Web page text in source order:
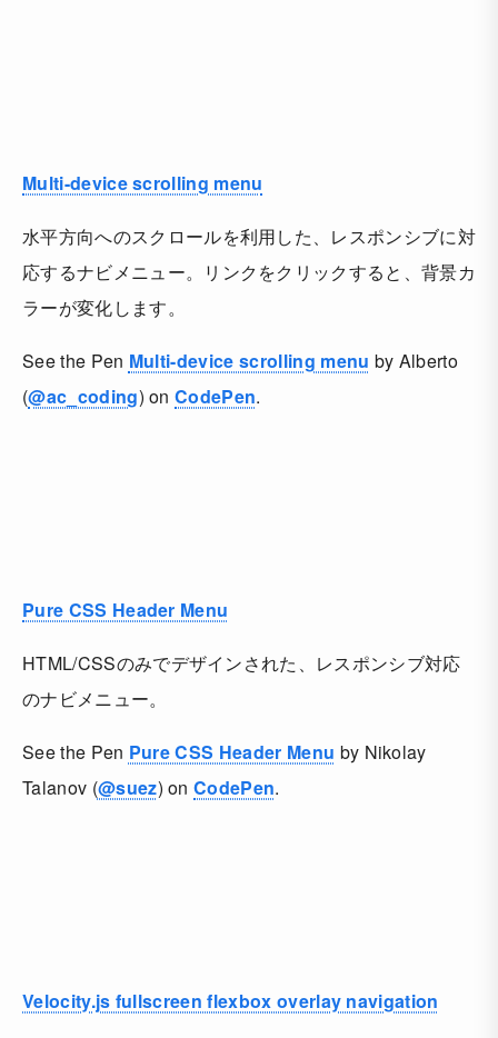
Multi-device scrolling menu
水平方向へのスクロールを利用した、レスポンシブに対
応するナビメニュー。リンクをクリックすると、背景カ
ラーが変化します。
See the Pen Multi-device scrolling menu by Alberto
(@ac_coding) onCodePen.
Pure CSS Header Menu
HTML/CSSのみでデザインされた、レスポンシブ対応
のナビメニュー。
See the Pen Pure CSS Header Menu by Nikolay
Talanov (@suez) onCodePen.
Velocity.js fullscreen flexbox overlay navigation